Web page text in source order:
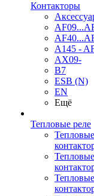
Контакторы
A145 -
AX09-
B7
ESB (N)
EN
Ещё
Тепловые реле